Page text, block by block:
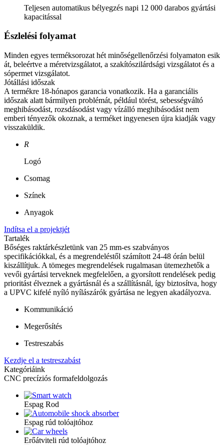
Teljesen automatikus bélyegzés napi 12 000 darabos gyártási
kapacitással
Észlelési folyamat
Minden egyes terméksorozat hét minőségellenőrzési folyamaton esik
át, beleértve a méretvizsgálatot, a szakítószilárdsági vizsgálatot és a
sópermet vizsgálatot.
Jótállási időszak
A termékre 18-hónapos garancia vonatkozik. Ha a garanciális
időszak alatt bármilyen problémát, például törést, sebességváltó
meghibásodást, rozsdásodást vagy vízálló meghibásodást nem
emberi tényezők okoznak, a terméket ingyenesen újra kiadják vagy
visszaküldik.
R
Logó
Csomag
Színek
Anyagok
Indítsa el a projektjét
Tartalék
Bőséges raktárkészletünk van 25 mm-es szabványos
specifikációkkal, és a megrendeléstől számított 24-48 órán belül
kiszállítjuk. A tömeges megrendelések rugalmasan ütemezhetők a
vevői gyártási terveknek megfelelően, a gyorsított rendelések pedig
prioritást élveznek a gyártásnál és a szállításnál, így biztosítva, hogy
a UPVC kifelé nyíló nyílászárók gyártása ne legyen akadályozva.
Kommunikáció
Megerősítés
Testreszabás
Kezdje el a testreszabást
Kategóriáink
CNC precíziós formafeldolgozás
Espag Rod
Espag rúd tolóajtóhoz
Erőátviteli rúd tolóajtóhoz